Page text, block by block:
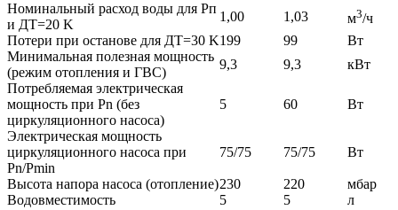
Номинальный расход воды для Рп
и ДТ=20 K
1,00 1,03 м3/ч
Потери при останове для ДТ=30 K199 99
Вт
Минимальная полезная мощность
(режим отопления и ГВС)
9,3 9,3
кВт
Потребляемая электрическая
мощность при Pn (без
циркуляционного насоса)
5 60 Вт
Электрическая мощность
циркуляционного насоса при
Pn/Pmin
75/75 75/75 Вт
Высота напора насоса (отопление)230 220
мбар
Водовместимость
5 5
л